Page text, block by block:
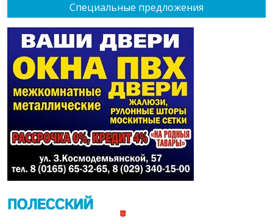
Специальные предложения